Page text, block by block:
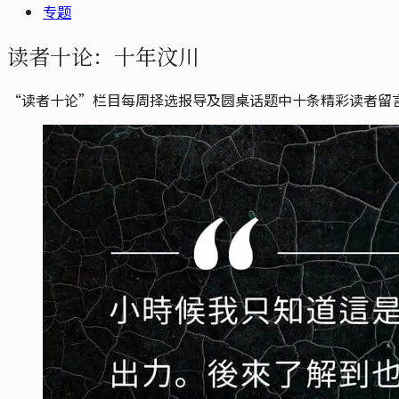
专题
读者十论：十年汶川
“读者十论”栏目每周择选报导及圆桌话题中十条精彩读者留